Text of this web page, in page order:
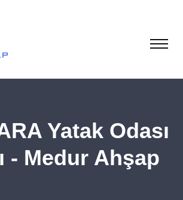
Yatak Odası
- Medur Ahşap